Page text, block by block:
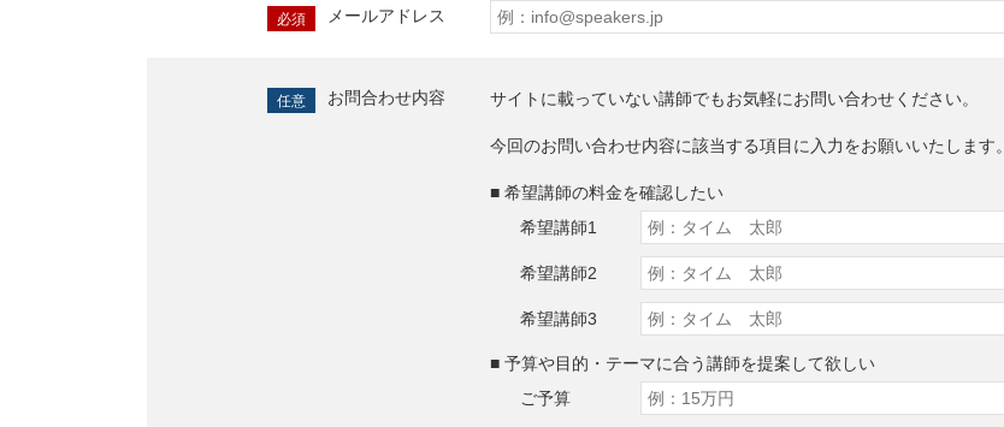
必須 メールアドレス
任意 お問合わせ内容 サイトに載っていない講師でもお気軽にお問い合わせください。
今回のお問い合わせ内容に該当する項目に入力をお願いいたします。
■ 希望講師の料金を確認したい
希望講師1
希望講師2
希望講師3
■ 予算や目的・テーマに合う講師を提案して欲しい
ご予算